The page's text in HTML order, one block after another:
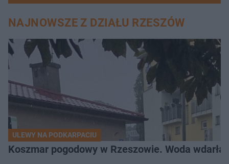
NAJNOWSZE Z DZIAŁU RZESZÓW
ULEWY NA PODKARPACIU
Koszmar pogodowy w Rzeszowie. Woda